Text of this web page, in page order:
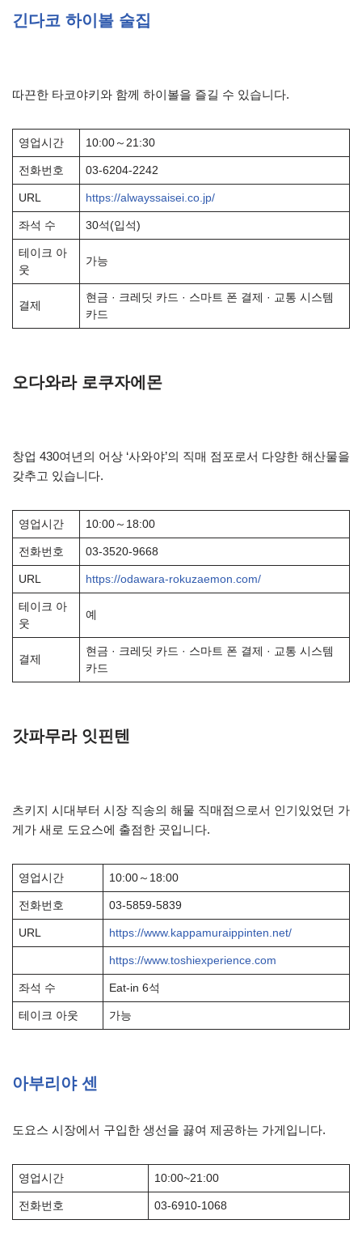
긴다코 하이볼 술집
따끈한 타코야키와 함께 하이볼을 즐길 수 있습니다.
영업시간 10:00～21:30
전화번호 03-6204-2242
URL https://alwayssaisei.co.jp/
좌석 수 30석(입석)
테이크 아
웃
가능
결제
현금 · 크레딧 카드 · 스마트 폰 결제 · 교통 시스템
카드
오다와라 로쿠자에몬
창업 430여년의 어상 ‘사와야’의 직매 점포로서 다양한 해산물을
갖추고 있습니다.
영업시간 10:00～18:00
전화번호 03-3520-9668
URL https://odawara-rokuzaemon.com/
테이크 아
웃
예
결제
현금 · 크레딧 카드 · 스마트 폰 결제 · 교통 시스템
카드
갓파무라 잇핀텐
츠키지 시대부터 시장 직송의 해물 직매점으로서 인기있었던 가
게가 새로 도요스에 출점한 곳입니다.
영업시간 10:00～18:00
전화번호 03-5859-5839
URL https://www.kappamuraippinten.net/
https://www.toshiexperience.com
좌석 수 Eat-in 6석
테이크 아웃 가능
아부리야 센
도요스 시장에서 구입한 생선을 끓여 제공하는 가게입니다.
영업시간 10:00~21:00
전화번호 03-6910-1068